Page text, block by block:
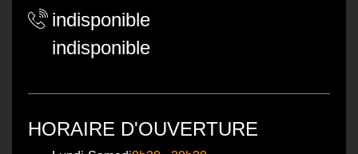
indisponible
indisponible
HORAIRE D'OUVERTURE